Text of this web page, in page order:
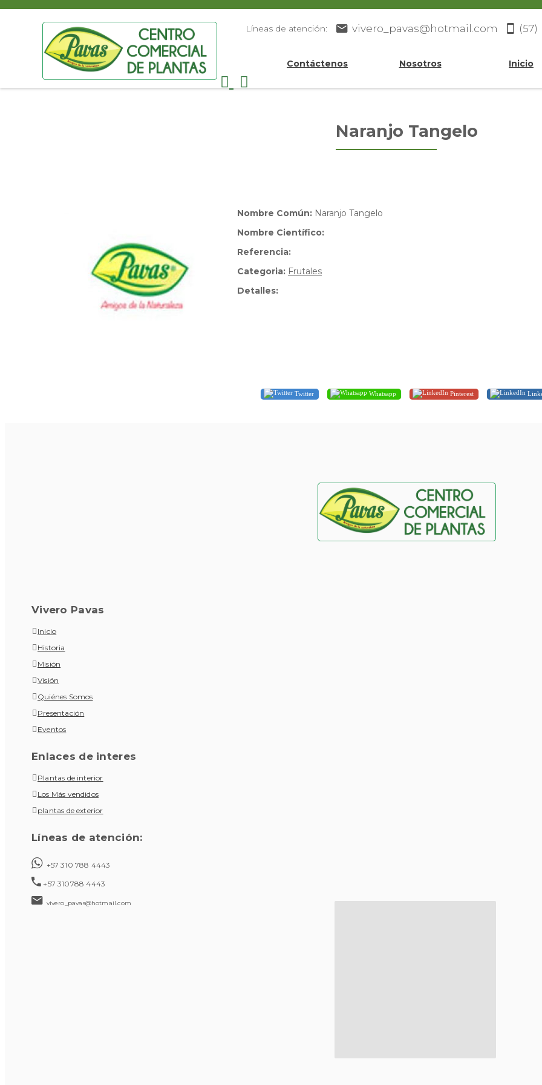
Líneas de atención: vivero_pavas@hotmail.com (57)
Contáctenos Nosotros Inicio
Naranjo Tangelo
Nombre Común: Naranjo Tangelo
Nombre Científico:
Referencia:
Categoria: Frutales
Detalles:
Twitter Whatsapp Pinterest
Vivero Pavas
Inicio
Historia
Misión
Visión
Quiénes Somos
Presentación
Eventos
Enlaces de interes
Plantas de interior
Los Más vendidos
plantas de exterior
Líneas de atención:
+57 310 788 4443
+57 310788 4443
vivero_pavas@hotmail.com